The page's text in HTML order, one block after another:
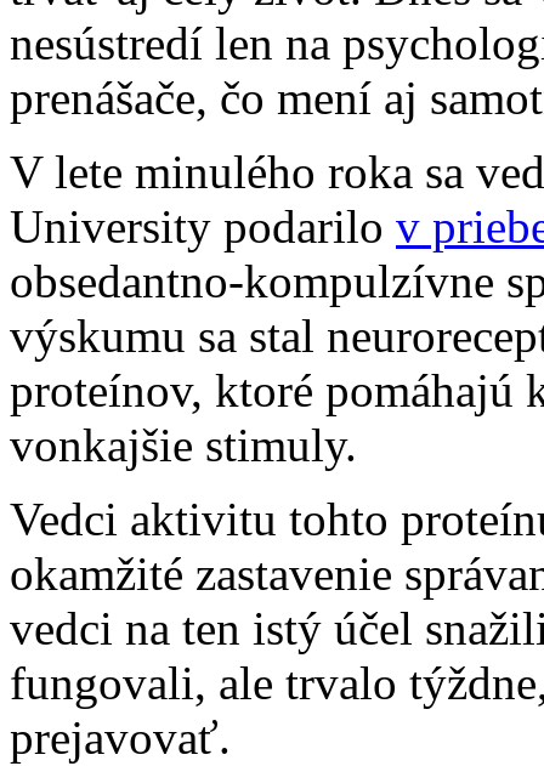
nesústredí len na
prenášače, čo mení aj
V lete minulého roka sa
University podarilo v
obsedantno-kompulzívne
výskumu sa stal
proteínov, ktoré pomáhajú
vonkajšie stimuly.
Vedci aktivitu tohto
okamžité zastavenie
vedci na ten istý účel
fungovali, ale trvalo
prejavovať.